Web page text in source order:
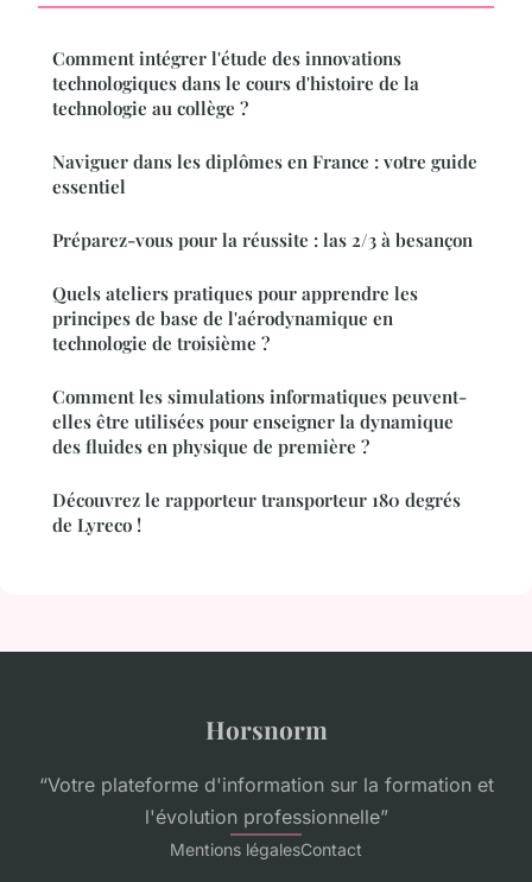
Comment intégrer l'étude des innovations
technologiques dans le cours d'histoire de la
technologie au collège ?
Naviguer dans les diplômes en France : votre guide
essentiel
Préparez-vous pour la réussite : las 2/3 à besançon
Quels ateliers pratiques pour apprendre les
principes de base de l'aérodynamique en
technologie de troisième ?
Comment les simulations informatiques peuvent-
elles être utilisées pour enseigner la dynamique
des fluides en physique de première ?
Découvrez le rapporteur transporteur 180 degrés
de Lyreco !
Horsnorm
“Votre plateforme d'information sur la formation et
l'évolution professionnelle”
Mentions légalesContact